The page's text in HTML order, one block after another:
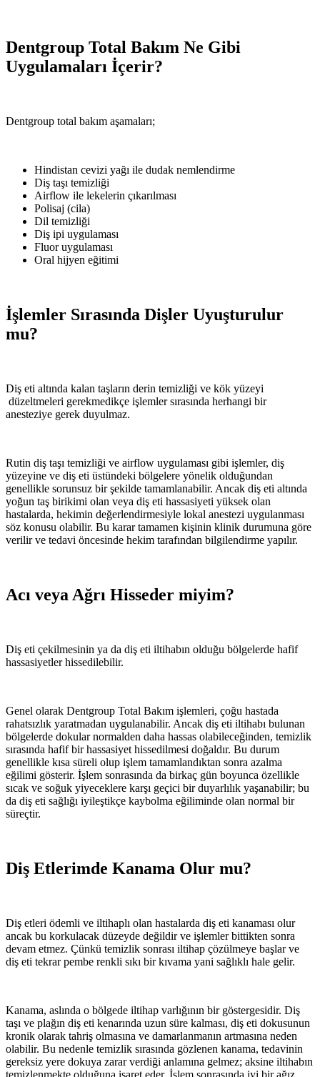
Dentgroup Total Bakım Ne Gibi
Uygulamaları İçerir?
Dentgroup total bakım aşamaları;
Hindistan cevizi yağı ile dudak nemlendirme
Diş taşı temizliği
Airflow ile lekelerin çıkarılması
Polisaj (cila)
Dil temizliği
Diş ipi uygulaması
Fluor uygulaması
Oral hijyen eğitimi
İşlemler Sırasında Dişler Uyuşturulur
mu?
Diş eti altında kalan taşların derin temizliği ve kök yüzeyi
düzeltmeleri gerekmedikçe işlemler sırasında herhangi bir
anesteziye gerek duyulmaz.
Rutin diş taşı temizliği ve airflow uygulaması gibi işlemler, diş
yüzeyine ve diş eti üstündeki bölgelere yönelik olduğundan
genellikle sorunsuz bir şekilde tamamlanabilir. Ancak diş eti altında
yoğun taş birikimi olan veya diş eti hassasiyeti yüksek olan
hastalarda, hekimin değerlendirmesiyle lokal anestezi uygulanması
söz konusu olabilir. Bu karar tamamen kişinin klinik durumuna göre
verilir ve tedavi öncesinde hekim tarafından bilgilendirme yapılır.
Acı veya Ağrı Hisseder miyim?
Diş eti çekilmesinin ya da diş eti iltihabın olduğu bölgelerde hafif
hassasiyetler hissedilebilir.
Genel olarak Dentgroup Total Bakım işlemleri, çoğu hastada
rahatsızlık yaratmadan uygulanabilir. Ancak diş eti iltihabı bulunan
bölgelerde dokular normalden daha hassas olabileceğinden, temizlik
sırasında hafif bir hassasiyet hissedilmesi doğaldır. Bu durum
genellikle kısa süreli olup işlem tamamlandıktan sonra azalma
eğilimi gösterir. İşlem sonrasında da birkaç gün boyunca özellikle
sıcak ve soğuk yiyeceklere karşı geçici bir duyarlılık yaşanabilir; bu
da diş eti sağlığı iyileştikçe kaybolma eğiliminde olan normal bir
süreçtir.
Diş Etlerimde Kanama Olur mu?
Diş etleri ödemli ve iltihaplı olan hastalarda diş eti kanaması olur
ancak bu korkulacak düzeyde değildir ve işlemler bittikten sonra
devam etmez. Çünkü temizlik sonrası iltihap çözülmeye başlar ve
diş eti tekrar pembe renkli sıkı bir kıvama yani sağlıklı hale gelir.
Kanama, aslında o bölgede iltihap varlığının bir göstergesidir. Diş
taşı ve plağın diş eti kenarında uzun süre kalması, diş eti dokusunun
kronik olarak tahriş olmasına ve damarlanmanın artmasına neden
olabilir. Bu nedenle temizlik sırasında gözlenen kanama, tedavinin
gereksiz yere dokuya zarar verdiği anlamına gelmez; aksine iltihabın
temizlenmekte olduğuna işaret eder. İşlem sonrasında iyi bir ağız